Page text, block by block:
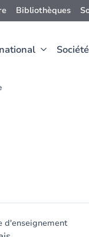
Bibliothèques
Société
d'enseignement